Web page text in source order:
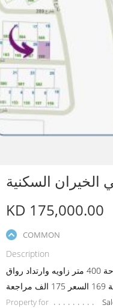
Syria
Tunisia
Turkey
الخيران السكنية
KD 175,000.00
COMMON
Description
للبيع ارض في الخيران السكني ق2 مساحة 400 متر زاويه وارتداد رواق
Property for